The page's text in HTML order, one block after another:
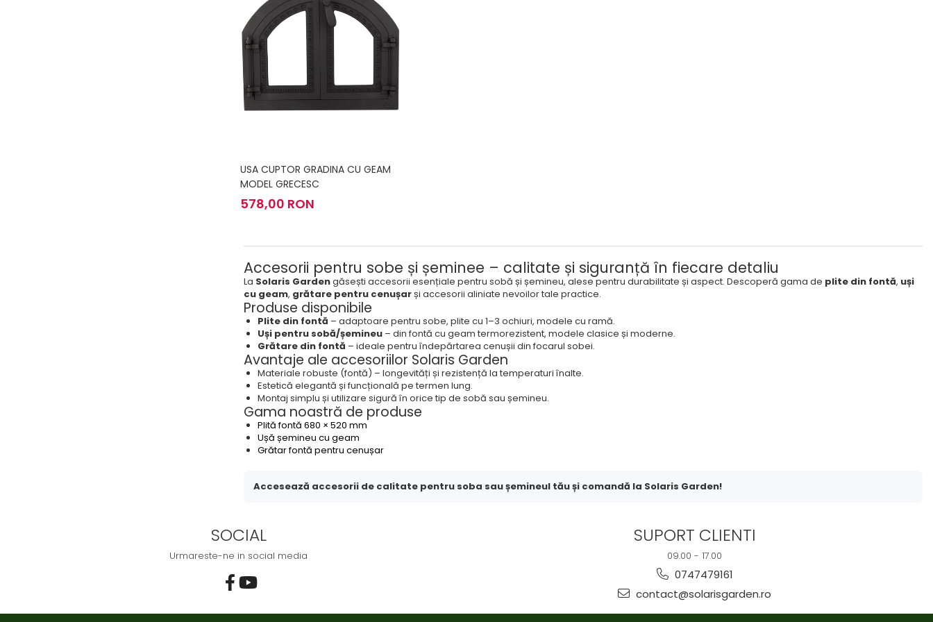
USA CUPTOR GRADINA CU GEAM
MODEL GRECESC
578,00 RON
Accesorii pentru sobe și șeminee – calitate și siguranță în fiecare detaliu
La Solaris Gardengăsești accesorii esențiale pentru sobă și șemineu, alese pentru durabilitate și aspect. Descoperă gama de plite din fontă, uși
cu geam, grătare pentru cenușarși accesorii aliniate nevoilor tale practice.
Produse disponibile
Plite din fontă – adaptoare pentru sobe, plite cu 1–3 ochiuri, modele cu ramă.
Uși pentru sobă/șemineu – din fontă cu geam termorezistent, modele clasice și moderne.
Grătare din fontă – ideale pentru îndepărtarea cenușii din focarul sobei.
Avantaje ale accesoriilor Solaris Garden
Materiale robuste (fontă) – longevități și rezistență la temperaturi înalte.
Estetică elegantă și funcțională pe termen lung.
Montaj simplu și utilizare sigură în orice tip de sobă sau șemineu.
Gama noastră de produse
Plită fontă 680 × 520 mm
Ușă șemineu cu geam
Grătar fontă pentru cenușar
Accesează accesorii de calitate pentru soba sau șemineul tău și comandă la Solaris Garden!
SOCIAL
Urmareste-ne in social media
SUPORT CLIENTI
09.00 - 17.00
0747479161
contact@solarisgarden.ro